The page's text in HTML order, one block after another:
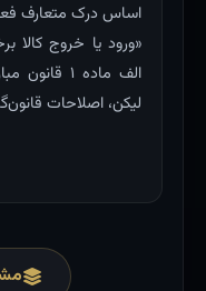
اساس درک متعارف
«ورود یا خروج کالا
الف ماده ۱
لیکن، اصلاحات